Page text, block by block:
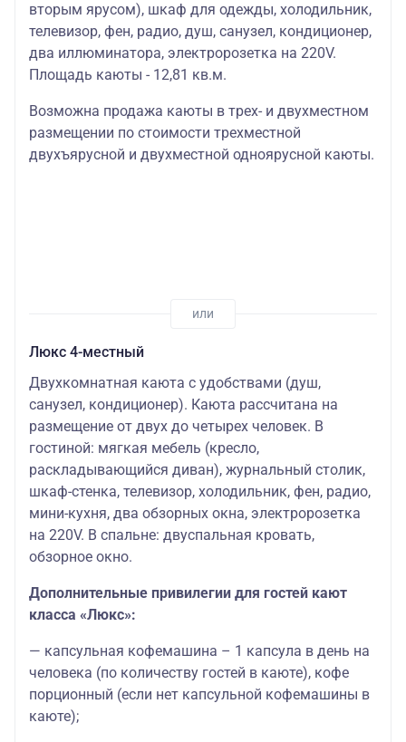
вторым ярусом), шкаф для одежды, холодильник,
телевизор, фен, радио, душ, санузел, кондиционер,
два иллюминатора, электророзетка на 220V.
Площадь каюты - 12,81 кв.м.
Возможна продажа каюты в трех- и двухместном
размещении по стоимости трехместной
двухъярусной и двухместной одноярусной каюты.
Люкс 4-местный
Двухкомнатная каюта с удобствами (душ,
санузел, кондиционер). Каюта рассчитана на
размещение от двух до четырех человек. В
гостиной: мягкая мебель (кресло,
раскладывающийся диван), журнальный столик,
шкаф-стенка, телевизор, холодильник, фен, радио,
мини-кухня, два обзорных окна, электророзетка
на 220V. В спальне: двуспальная кровать,
обзорное окно.
Дополнительные привилегии для гостей кают
класса «Люкс»:
— капсульная кофемашина – 1 капсула в день на
человека (по количеству гостей в каюте), кофе
порционный (если нет капсульной кофемашины в
каюте);